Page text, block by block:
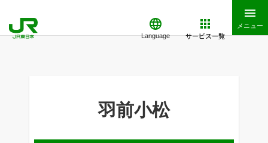
Language サービス一覧
メニュー
羽前小松